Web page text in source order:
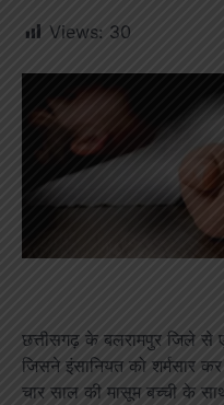
Views: 30
छत्तीसगढ़ के बलरामपुर जिले से
जिसने इंसानियत को शर्मसार
चार साल की मासूम बच्ची के